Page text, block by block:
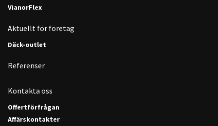
VianorFlex
Aktuellt för företag
Däck-outlet
Referenser
Kontakta oss
Offertförfrågan
Affärskontakter